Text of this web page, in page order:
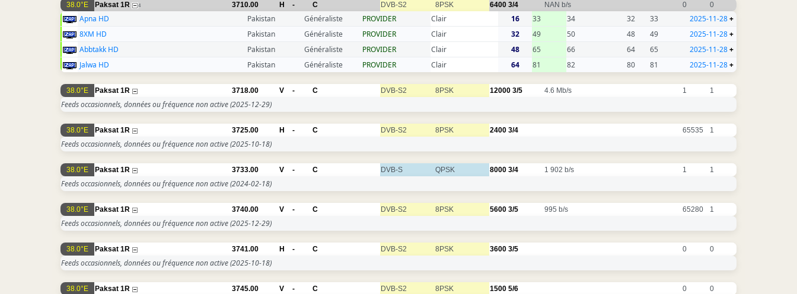
38.0°E Paksat 1R 4 3710.00 H - C DVB-S2 8PSK 6400 3/4 NAN b/s 0 0
Apna HD Pakistan Généraliste PROVIDER Clair 16 33 34 32 33 2025-11-28+
8XM HD
Pakistan Généraliste PROVIDER Clair 32 49 50 48 49 2025-11-28+
Abbtakk HD
Pakistan Généraliste PROVIDER Clair 48 65 66 64 65 2025-11-28+
Jalwa HD
Pakistan Généraliste PROVIDER Clair 64 81 82 80 81 2025-11-28+
38.0°E Paksat 1R 3718.00 V - C DVB-S2 8PSK 12000 3/5 4.6 Mb/s 1 1
Feeds occasionnels, données ou fréquence non active(2025-12-29)
38.0°E Paksat 1R 3725.00 H - C DVB-S2 8PSK 2400 3/4 65535 1
Feeds occasionnels, données ou fréquence non active(2025-10-18)
38.0°E Paksat 1R 3733.00 V - C DVB-S QPSK 8000 3/4 1 902 b/s 1 1
Feeds occasionnels, données ou fréquence non active(2024-02-18)
38.0°E Paksat 1R 3740.00 V - C DVB-S2 8PSK 5600 3/5 995 b/s 65280 1
Feeds occasionnels, données ou fréquence non active(2025-12-29)
38.0°E Paksat 1R 3741.00 H - C DVB-S2 8PSK 3600 3/5 0 0
Feeds occasionnels, données ou fréquence non active(2025-10-18)
38.0°E Paksat 1R 3745.00 V - C DVB-S2 8PSK 1500 5/6 0 0